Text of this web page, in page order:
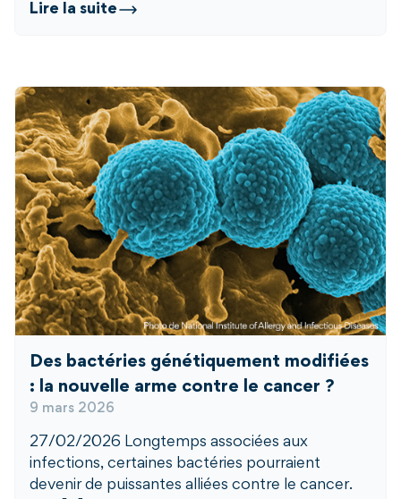
Lire la suite
Des bactéries génétiquement modifiées
: la nouvelle arme contre le cancer ?
9 mars 2026
27/02/2026 Longtemps associées aux
infections, certaines bactéries pourraient
devenir de puissantes alliées contre le cancer.